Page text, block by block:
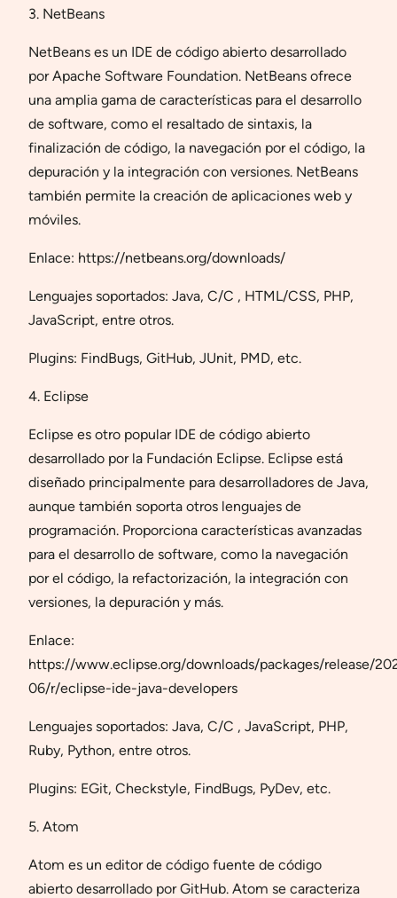
3. NetBeans
NetBeans es un IDE de código abierto desarrollado
por Apache Software Foundation. NetBeans ofrece
una amplia gama de características para el desarrollo
de software, como el resaltado de sintaxis, la
finalización de código, la navegación por el código, la
depuración y la integración con versiones. NetBeans
también permite la creación de aplicaciones web y
móviles.
Enlace: https://netbeans.org/downloads/
Lenguajes soportados: Java, C/C , HTML/CSS, PHP,
JavaScript, entre otros.
Plugins: FindBugs, GitHub, JUnit, PMD, etc.
4. Eclipse
Eclipse es otro popular IDE de código abierto
desarrollado por la Fundación Eclipse. Eclipse está
diseñado principalmente para desarrolladores de Java,
aunque también soporta otros lenguajes de
programación. Proporciona características avanzadas
para el desarrollo de software, como la navegación
por el código, la refactorización, la integración con
versiones, la depuración y más.
Enlace:
https://www.eclipse.org/downloads/packages/release/
06/r/eclipse-ide-java-developers
Lenguajes soportados: Java, C/C , JavaScript, PHP,
Ruby, Python, entre otros.
Plugins: EGit, Checkstyle, FindBugs, PyDev, etc.
5. Atom
Atom es un editor de código fuente de código
abierto desarrollado por GitHub. Atom se caracteriza